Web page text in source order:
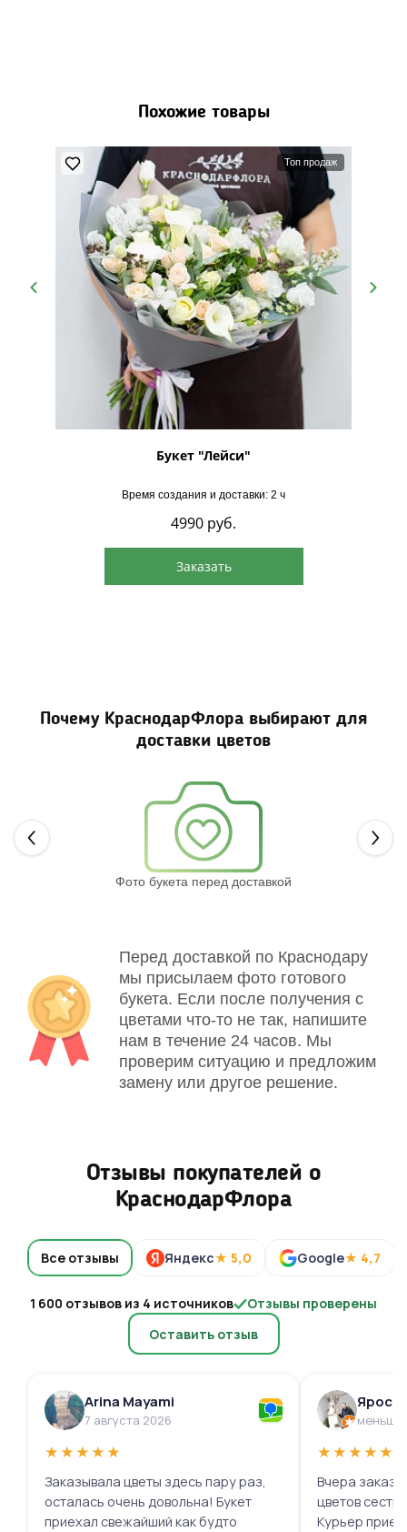
Похожие товары
Топ продаж
Букет "Лейси"
Время создания и доставки: 2 ч
4990 руб.
Заказать
Почему КраснодарФлора выбирают для
доставки цветов
Фото букета перед доставкой
Перед доставкой по Краснодару
мы присылаем фото готового
букета. Если после получения с
цветами что-то не так, напишите
нам в течение 24 часов. Мы
проверим ситуацию и предложим
замену или другое решение.
Отзывы покупателей о
КраснодарФлора
Все отзывы Яндекс★ 5,0 Google★ 4,7
1 600 отзывов из 4 источников
Отзывы проверены
Оставить отзыв
Arina Mayami
7 августа 2026
★★★★★
Заказывала цветы здесь пару раз,
осталась очень довольна! Букет
приехал свежайший как будто
меньше
★★★★★
Вчера
цветов
Курьер